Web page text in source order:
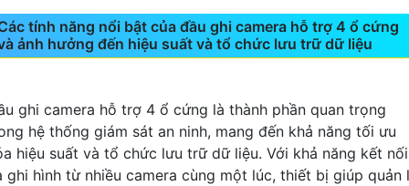
tính năng nổi bật của đầu ghi camera hỗ trợ 4 ổ cứng
ảnh hưởng đến hiệu suất và tổ chức lưu trữ dữ liệu
ghi camera hỗ trợ 4 ổ cứng là thành phần quan trọng
hệ thống giám sát an ninh, mang đến khả năng tối ưu
hiệu suất và tổ chức lưu trữ dữ liệu. Với khả năng kết nối
ghi hình từ nhiều camera cùng một lúc, thiết bị giúp quản